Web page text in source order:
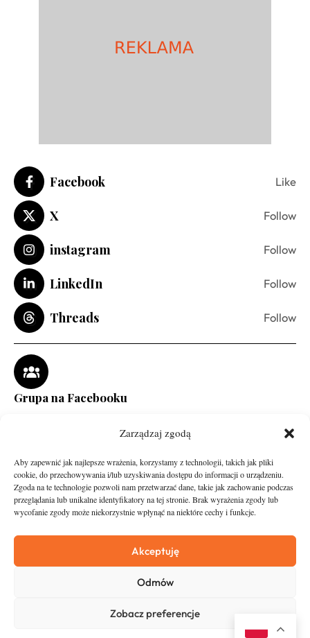
Zarządzaj zgodą
Aby zapewnić jak najlepsze wrażenia, korzystamy z technologii, takich jak pliki
cookie, do przechowywania i/lub uzyskiwania dostępu do informacji o urządzeniu.
Zgoda na te technologie pozwoli nam przetwarzać dane, takie jak zachowanie podczas
przeglądania lub unikalne identyfikatory na tej stronie. Brak wyrażenia zgody lub
wycofanie zgody może niekorzystnie wpłynąć na niektóre cechy i funkcje.
Akceptuję
Odmów
Zobacz preferencje
Facebook Like
X Follow
instagram Follow
LinkedIn Follow
Threads Follow
Grupa na Facebooku
Asfalt
O nas
Zostań Patronem
Kontakt